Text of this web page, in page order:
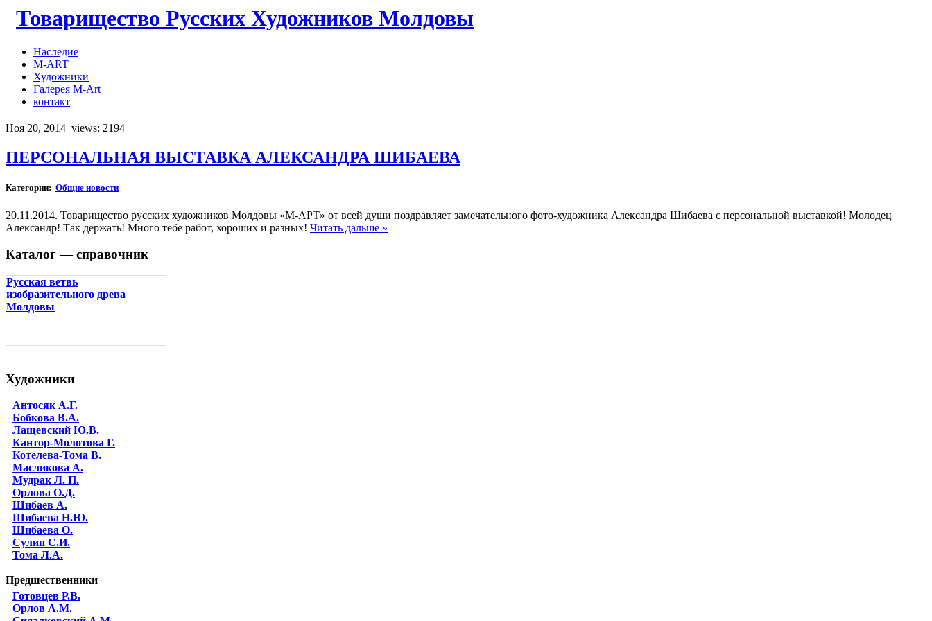
Товарищество Русских Художников Молдовы
Наследие
M-ART
Художники
Галерея M-Art
контакт
Ноя 20, 2014 views: 2194
ПЕРСОНАЛЬНАЯ ВЫСТАВКА АЛЕКСАНДРА ШИБАЕВА
Категории: Общие новости
20.11.2014. Товарищество русских художников Молдовы «М-АРТ» от всей души поздравляет замечательного фото-художника Александра Шибаева с персональной выставкой! Молодец
Александр! Так держать! Много тебе работ, хороших и разных! Читать дальше »
Каталог — справочник
Русская ветвь
изобразительного древа
Молдовы
Художники
Антосяк А.Г.
Бобкова В.А.
Лащевский Ю.В.
Кантор-Молотова Г.
Котелева-Тома В.
Масликова А.
Мудрак Л. П.
Орлова О.Д.
Шибаев А.
Шибаева Н.Ю.
Шибаева O.
Сулин С.И.
Тома Л.А.
Предшественники
Готовцев Р.В.
Орлов А.М.